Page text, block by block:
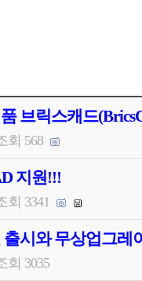
브릭스캐드
회 568
지원!!!
회 3341
출시와 무상업그레
회 3035